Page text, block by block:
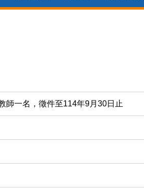
師一名，徵件至114年9月30日止